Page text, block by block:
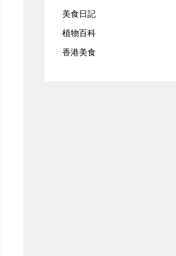
美食日記
植物百科
香港美食